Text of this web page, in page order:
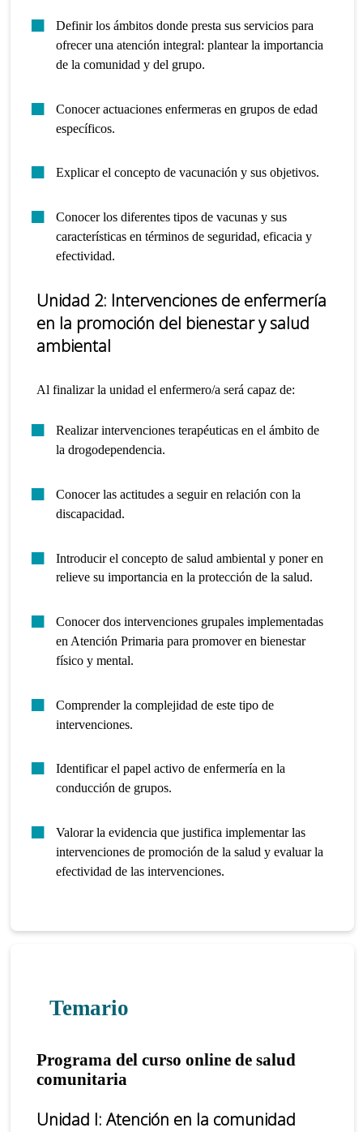
Definir los ámbitos donde presta sus servicios para
ofrecer una atención integral: plantear la importancia
de la comunidad y del grupo.
Conocer actuaciones enfermeras en grupos de edad
específicos.
Explicar el concepto de vacunación y sus objetivos.
Conocer los diferentes tipos de vacunas y sus
características en términos de seguridad, eficacia y
efectividad.
Unidad 2: Intervenciones de enfermería
en la promoción del bienestar y salud
ambiental
Al finalizar la unidad el enfermero/a será capaz de:
Realizar intervenciones terapéuticas en el ámbito de
la drogodependencia.
Conocer las actitudes a seguir en relación con la
discapacidad.
Introducir el concepto de salud ambiental y poner en
relieve su importancia en la protección de la salud.
Conocer dos intervenciones grupales implementadas
en Atención Primaria para promover en bienestar
físico y mental.
Comprender la complejidad de este tipo de
intervenciones.
Identificar el papel activo de enfermería en la
conducción de grupos.
Valorar la evidencia que justifica implementar las
intervenciones de promoción de la salud y evaluar la
efectividad de las intervenciones.
Temario
Programa del curso online de salud
comunitaria
Unidad I: Atención en la comunidad